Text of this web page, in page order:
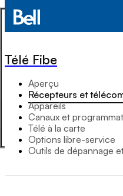
Télé Fibe
Aperçu
Récepteurs et
Appareils
Canaux et
Télé à la carte
Options libre-service
Outils de dépannage